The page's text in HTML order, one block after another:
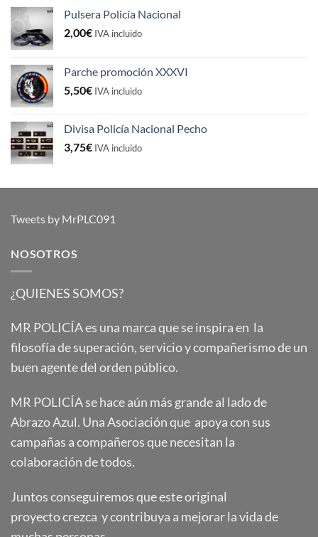
Pulsera Policía Nacional
2,00€ IVA incluido
Parche promoción XXXVI
5,50€ IVA incluido
Divisa Policía Nacional Pecho
3,75€ IVA incluido
Tweets by MrPLC091
NOSOTROS
¿QUIENES SOMOS?
MR POLICÍA es una marca que se inspira en la
filosofía de superación, servicio y compañerismo de un
buen agente del orden público.
MR POLICÍA se hace aún más grande al lado de
Abrazo Azul. Una Asociación que apoya con sus
campañas a compañeros que necesitan la
colaboración de todos.
Juntos conseguiremos que este original
proyecto crezca y contribuya a mejorar la vida de